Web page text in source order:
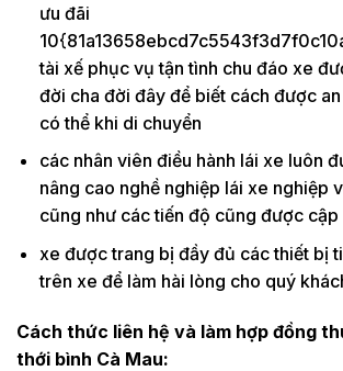
ưu đãi
tài xế phục vụ tận tình chu đáo xe
đời cha đời đây để biết cách được
có thể khi di chuyển
các nhân viên điều hành lái xe luôn
nâng cao nghề nghiệp lái xe nghiệp
cũng như các tiến độ cũng được
xe được trang bị đầy đủ các thiết bị
trên xe để làm hài lòng cho quý
Cách thức liên hệ và làm hợp đồng
thới bình Cà Mau: